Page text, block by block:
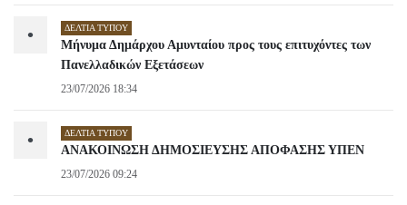
• ΔΕΛΤΊΑ ΤΎΠΟΥ
Μήνυμα Δημάρχου Αμυνταίου προς τους επιτυχόντες των
Πανελλαδικών Εξετάσεων
23/07/2026 18:34
• ΔΕΛΤΊΑ ΤΎΠΟΥ
ΑΝΑΚΟΙΝΩΣΗ ΔΗΜΟΣΙΕΥΣΗΣ ΑΠΟΦΑΣΗΣ ΥΠΕΝ
23/07/2026 09:24